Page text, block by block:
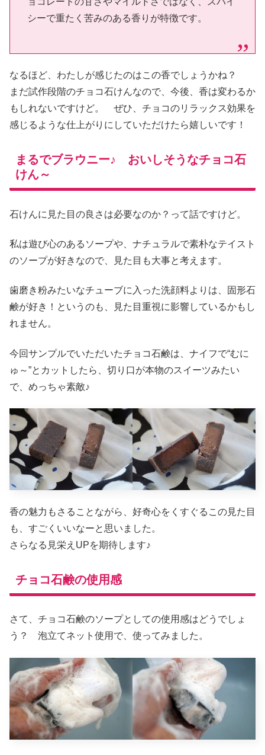
シーで重たく苦みのある香りが特徴です。
なるほど、わたしが感じたのはこの香でしょうかね？
まだ試作段階のチョコ石けんなので、今後、香は変わるか
もしれないですけど。 ぜひ、チョコのリラックス効果を
感じるような仕上がりにしていただけたら嬉しいです！
まるでブラウニー♪ おいしそうなチョコ石
けん～
石けんに見た目の良さは必要なのか？って話ですけど。
私は遊び心のあるソープや、ナチュラルで素朴なテイスト
のソープが好きなので、見た目も大事と考えます。
歯磨き粉みたいなチューブに入った洗顔料よりは、固形石
鹸が好き！というのも、見た目重視に影響しているかもし
れません。
今回サンプルでいただいたチョコ石鹸は、ナイフで“むに
ゅ～”とカットしたら、切り口が本物のスイーツみたい
で、めっちゃ素敵♪
香の魅力もさることながら、好奇心をくすぐるこの見た目
も、すごくいいなーと思いました。
さらなる見栄えUPを期待します♪
チョコ石鹸の使用感
さて、チョコ石鹸のソープとしての使用感はどうでしょ
う？ 泡立てネット使用で、使ってみました。